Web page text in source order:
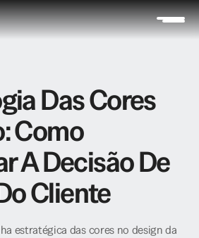
Das Cores
Como
A Decisão De
Cliente
estratégica das cores no design da